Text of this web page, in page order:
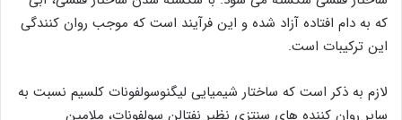
که به دام افتاده آزاد شده و این فرآیند است که موجب روان کنندگی
این ترکیبات است.
لازم به ذکر است که ساختار شیمیایی لیگنوسولفونات کلسیم نسبت به